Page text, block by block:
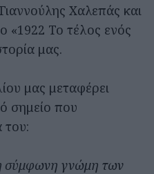
Χαλεπάς και
«1922 Το τέλος ενός
μας.
μας μεταφέρει
σημείο που
του:
σύμφωνη γνώμη των